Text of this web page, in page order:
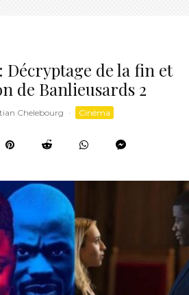
Décryptage de la fin et
de Banlieusards 2
Chelebourg · Cinéma